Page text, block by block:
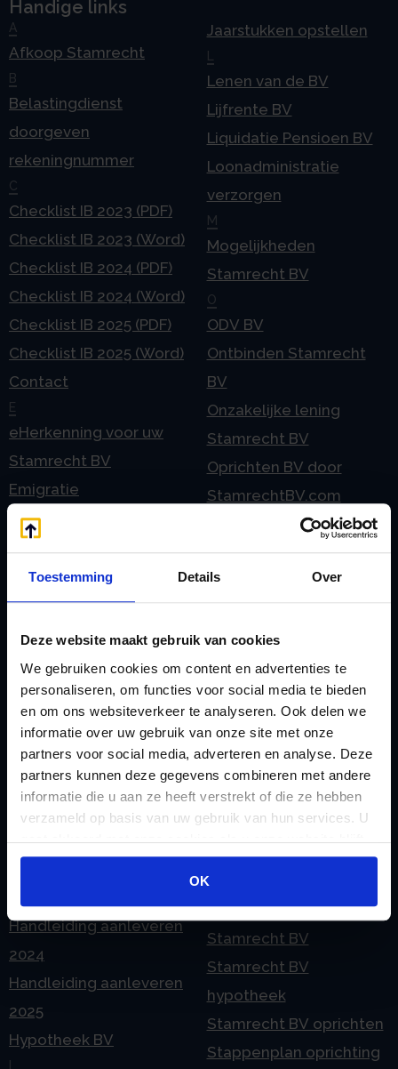
Toestemming Details Over
Deze website maakt gebruik van cookies
We gebruiken cookies om content en advertenties te
personaliseren, om functies voor social media te bieden
en om ons websiteverkeer te analyseren. Ook delen we
informatie over uw gebruik van onze site met onze
partners voor social media, adverteren en analyse. Deze
partners kunnen deze gegevens combineren met andere
informatie die u aan ze heeft verstrekt of die ze hebben
verzameld op basis van uw gebruik van hun services. U
gaat akkoord met onze cookies als u onze website blijft
gebruiken.
OK
Handige links
A
Afkoop Stamrecht
B
Belastingdienst
doorgeven
rekeningnummer
C
Checklist IB 2023 (PDF)
Checklist IB 2023 (Word)
Checklist IB 2024 (PDF)
Checklist IB 2024 (Word)
Checklist IB 2025 (PDF)
Checklist IB 2025 (Word)
Contact
E
eHerkenning voor uw
Stamrecht BV
Emigratie
Emigratie Pensioen BV
Fiscale waardering
Geleidebiljet jaarstukken
Geleidebiljet jaarstukken
2024
Geleidebiljet jaarstukken
2025
H
Handleiding aanleveren
2024
Handleiding aanleveren
2025
Hypotheek BV
Jaarstukken opstellen
Lenen van de BV
Lijfrente BV
Liquidatie Pensioen BV
Loonadministratie
verzorgen
M
Mogelijkheden
Stamrecht BV
O
ODV BV
Ontbinden Stamrecht
BV
Onzakelijke lening
Stamrecht BV
Oprichten BV door
StamrechtBV.com
Overdracht vanuit
banksparen
Overgang naar
P
Pensioen BV
Pensioen BV bij
overlijden
Pensioen BV en
echtscheiding
Pensioen in de
Prijslijst
S
Spaar BV presentatie
Stamrecht BV
Stamrecht BV
hypotheek
Stamrecht BV oprichten
Stappenplan oprichting